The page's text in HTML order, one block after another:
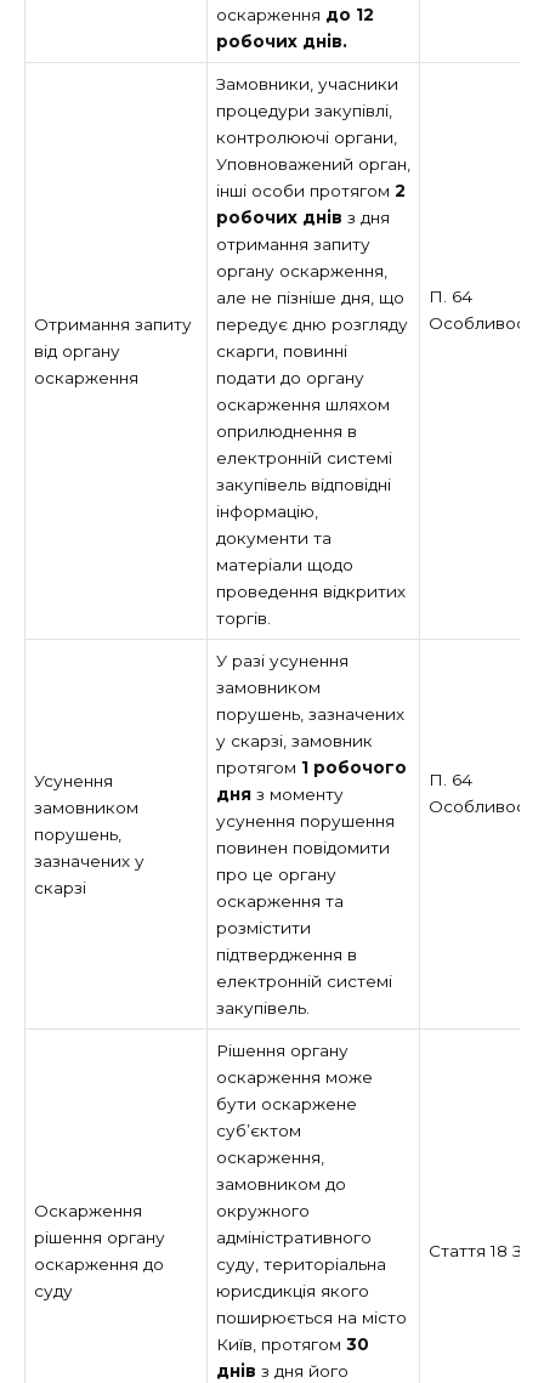
оскарження до 12
робочих днів.
Отримання запиту
від органу
оскарження
Замовники, учасники
процедури закупівлі,
контролюючі органи,
Уповноважений орган,
інші особи протягом 2
робочих днів з дня
отримання запиту
органу оскарження,
але не пізніше дня, що
передує дню розгляду
скарги, повинні
подати до органу
оскарження шляхом
оприлюднення в
електронній системі
закупівель відповідні
інформацію,
документи та
матеріали щодо
проведення відкритих
торгів.
П. 64
Усунення
замовником
порушень,
зазначених у
скарзі
У разі усунення
замовником
порушень, зазначених
у скарзі, замовник
протягом 1 робочого
дня з моменту
усунення порушення
повинен повідомити
про це органу
оскарження та
розмістити
підтвердження в
електронній системі
закупівель.
П. 64
Оскарження
рішення органу
оскарження до
суду
Рішення органу
оскарження може
бути оскаржене
суб’єктом
оскарження,
замовником до
окружного
адміністративного
суду, територіальна
юрисдикція якого
поширюється на місто
Київ, протягом 30
днів з дня його
Стаття 18